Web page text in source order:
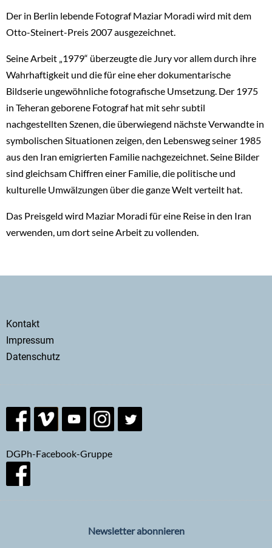
Der in Berlin lebende Fotograf Maziar Moradi wird mit dem
Otto-Steinert-Preis 2007 ausgezeichnet.
Seine Arbeit „1979“ überzeugte die Jury vor allem durch ihre
Wahrhaftigkeit und die für eine eher dokumentarische
Bildserie ungewöhnliche fotografische Umsetzung. Der 1975
in Teheran geborene Fotograf hat mit sehr subtil
nachgestellten Szenen, die überwiegend nächste Verwandte in
symbolischen Situationen zeigen, den Lebensweg seiner 1985
aus den Iran emigrierten Familie nachgezeichnet. Seine Bilder
sind gleichsam Chiffren einer Familie, die politische und
kulturelle Umwälzungen über die ganze Welt verteilt hat.
Das Preisgeld wird Maziar Moradi für eine Reise in den Iran
verwenden, um dort seine Arbeit zu vollenden.
Secondary
menu
Kontakt
Impressum
Datenschutz
DGPh-Facebook-Gruppe
Newsletter abonnieren